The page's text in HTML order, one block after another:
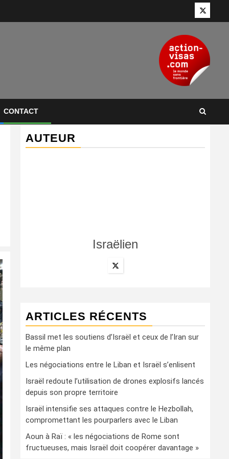
Twitter
CONTACT
AUTEUR
Israëlien
ARTICLES RÉCENTS
Bassil met les soutiens d’Israël et ceux de l’Iran sur
le même plan
Les négociations entre le Liban et Israël s’enlisent
Israël redoute l’utilisation de drones explosifs lancés
depuis son propre territoire
Israël intensifie ses attaques contre le Hezbollah,
compromettant les pourparlers avec le Liban
Aoun à Raï : « les négociations de Rome sont
fructueuses, mais Israël doit coopérer davantage »